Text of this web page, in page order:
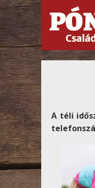
Ugrás
a
tartalomra
A téli